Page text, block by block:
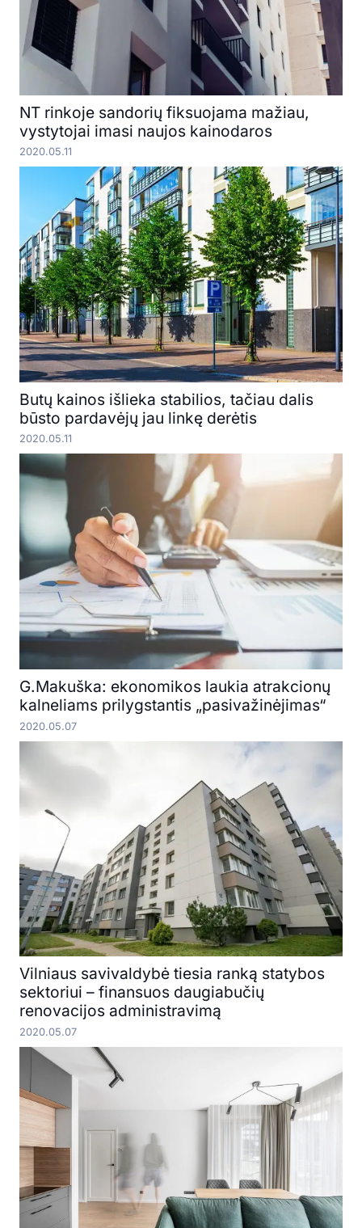
NT rinkoje sandorių fiksuojama mažiau,
vystytojai imasi naujos kainodaros
2020.05.11
Butų kainos išlieka stabilios, tačiau dalis
būsto pardavėjų jau linkę derėtis
2020.05.11
G.Makuška: ekonomikos laukia atrakcionų
kalneliams prilygstantis „pasivažinėjimas“
2020.05.07
Vilniaus savivaldybė tiesia ranką statybos
sektoriui – finansuos daugiabučių
renovacijos administravimą
2020.05.07